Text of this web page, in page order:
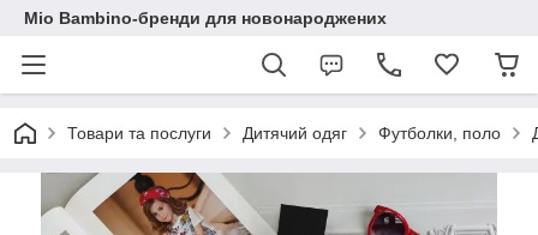
Mio Bambino-бренди для новонароджених
Товари та послуги Дитячий одяг Футболки, поло